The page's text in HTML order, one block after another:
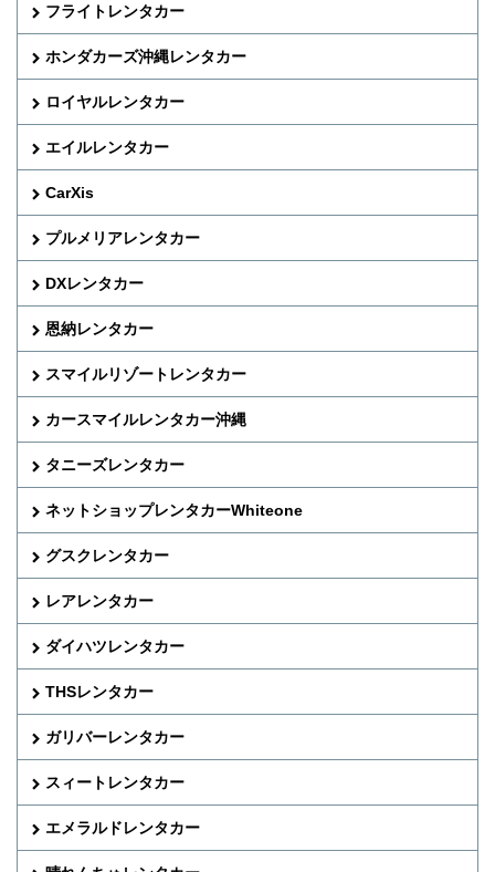
フライトレンタカー
ホンダカーズ沖縄レンタカー
ロイヤルレンタカー
エイルレンタカー
CarXis
プルメリアレンタカー
DXレンタカー
恩納レンタカー
スマイルリゾートレンタカー
カースマイルレンタカー沖縄
タニーズレンタカー
ネットショップレンタカーWhiteone
グスクレンタカー
レアレンタカー
ダイハツレンタカー
THSレンタカー
ガリバーレンタカー
スィートレンタカー
エメラルドレンタカー